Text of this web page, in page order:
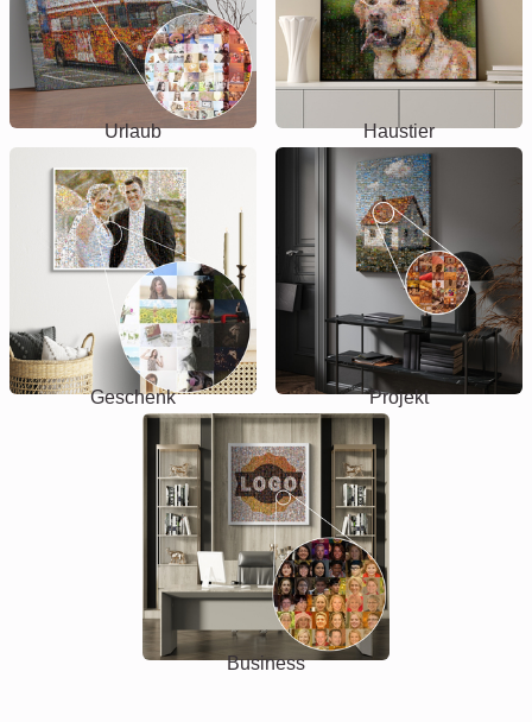
Urlaub Haustier
Geschenk Projekt
Business